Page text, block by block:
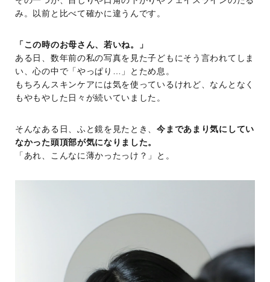
み。以前と比べて確かに違うんです。
「この時のお母さん、若いね。」
ある日、数年前の私の写真を見た子どもにそう言われてしま
い、心の中で「やっぱり…」とため息。
もちろんスキンケアには気を使っているけれど、なんとなく
もやもやした日々が続いていました。
そんなある日、ふと鏡を見たとき、今まであまり気にしてい
なかった頭頂部が気になりました。
「あれ、こんなに薄かったっけ？」と。